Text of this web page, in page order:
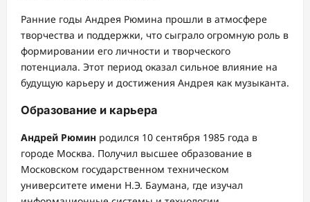
Ранние годы Андрея Рюмина прошли в атмосфере
творчества и поддержки, что сыграло огромную роль в
формировании его личности и творческого
потенциала. Этот период оказал сильное влияние на
будущую карьеру и достижения Андрея как музыканта.
Образование и карьера
Андрей Рюмин родился 10 сентября 1985 года в
городе Москва. Получил высшее образование в
Московском государственном техническом
университете имени Н.Э. Баумана, где изучал